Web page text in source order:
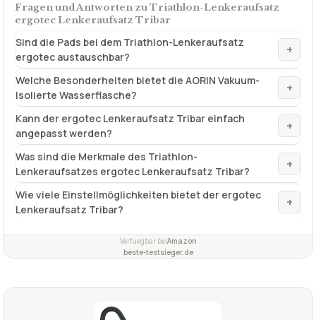
Fragen und Antworten zu Triathlon-Lenkeraufsatz
ergotec Lenkeraufsatz Tribar
Sind die Pads bei dem Triathlon-Lenkeraufsatz
ergotec austauschbar?
+
Welche Besonderheiten bietet die AORIN Vakuum-
Isolierte Wasserflasche?
+
Kann der ergotec Lenkeraufsatz Tribar einfach
angepasst werden?
+
Was sind die Merkmale des Triathlon-
Lenkeraufsatzes ergotec Lenkeraufsatz Tribar?
+
Wie viele Einstellmöglichkeiten bietet der ergotec
Lenkeraufsatz Tribar?
+
Verfuegbar beiAmazon
beste-testsieger.de